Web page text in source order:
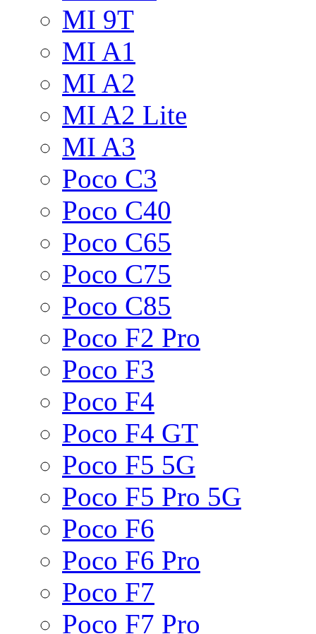
MI 9T
MI A1
MI A2
MI A2 Lite
MI A3
Poco C3
Poco C40
Poco C65
Poco C75
Poco C85
Poco F2 Pro
Poco F3
Poco F4
Poco F4 GT
Poco F5 5G
Poco F5 Pro 5G
Poco F6
Poco F6 Pro
Poco F7
Poco F7 Pro